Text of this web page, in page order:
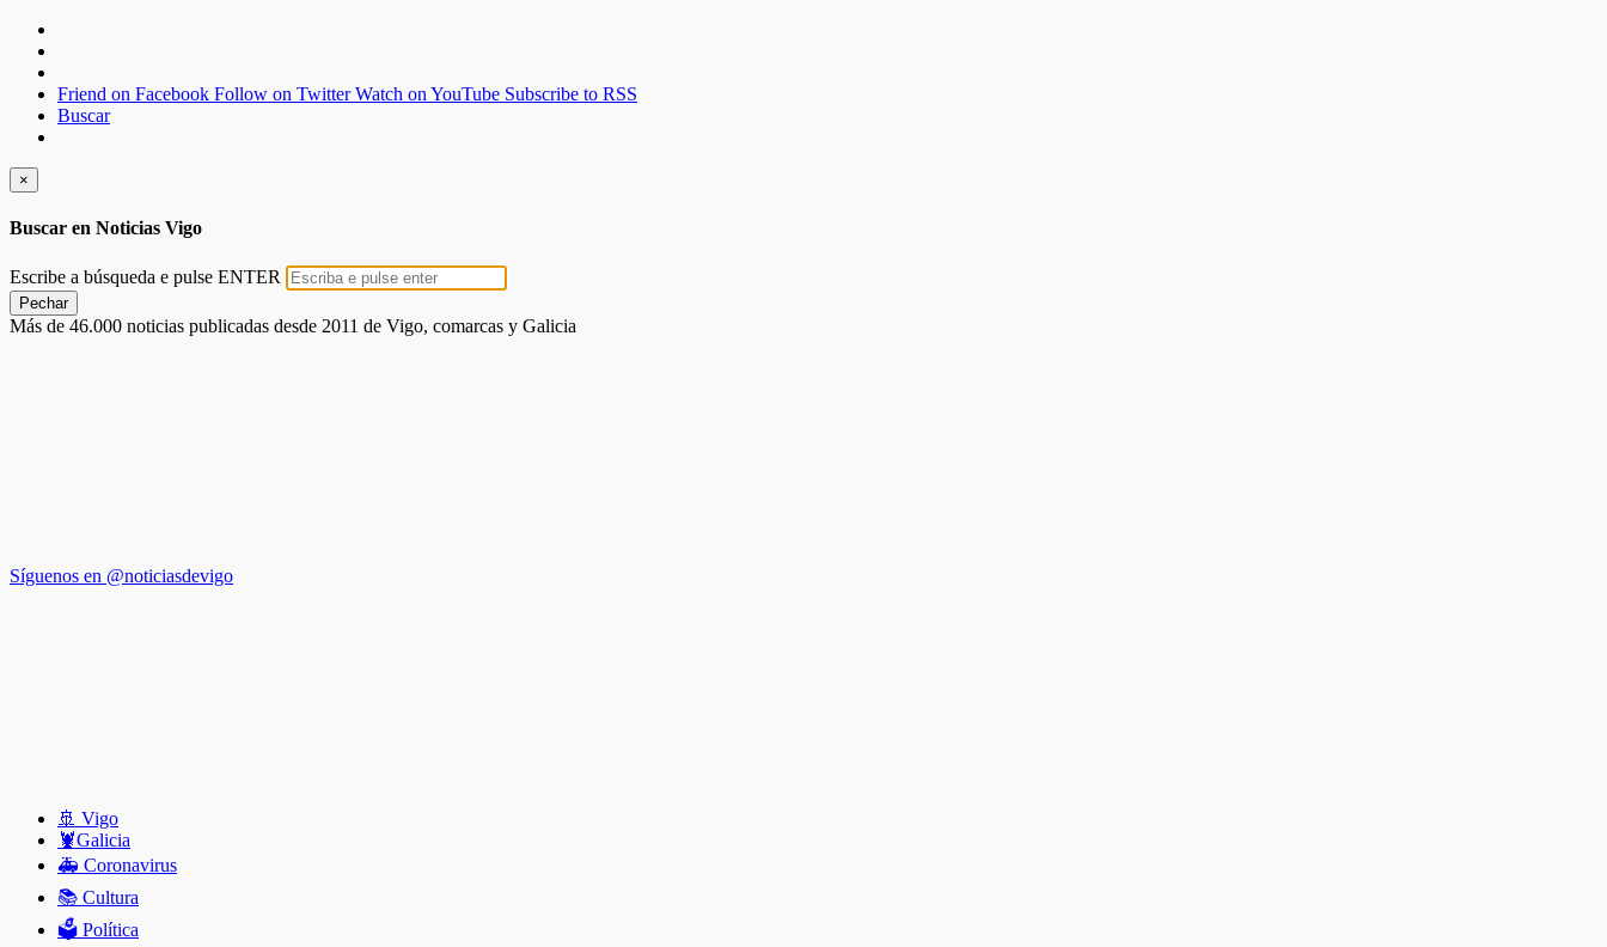
Friend on Facebook Follow on Twitter Watch on YouTube Subscribe to RSS
Buscar
×
Buscar en Noticias Vigo
Escribe a búsqueda e pulse ENTER
Pechar
Más de 46.000 noticias publicadas desde 2011 de Vigo, comarcas y Galicia
Síguenos en @noticiasdevigo
🚢 Vigo
🦞️Galicia
🚑 Coronavirus
📚 Cultura
🗳️ Política